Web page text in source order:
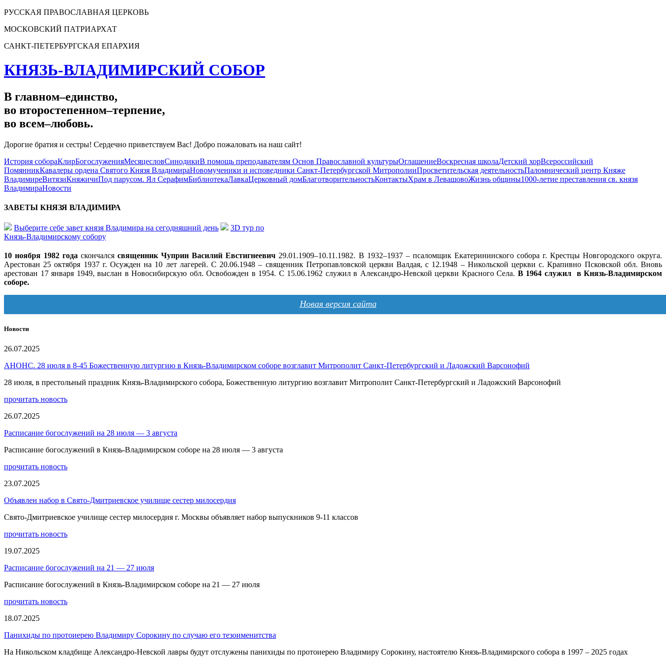
РУССКАЯ ПРАВОСЛАВНАЯ ЦЕРКОВЬ
МОСКОВСКИЙ ПАТРИАРХАТ
САНКТ-ПЕТЕРБУРГСКАЯ ЕПАРХИЯ
КНЯЗЬ-ВЛАДИМИРСКИЙ СОБОР
В главном–единство,
во второстепенном–терпение,
во всем–любовь.
Дорогие братия и сестры! Сердечно приветствуем Вас! Добро пожаловать на наш сайт!
История собораКлирБогослуженияМесяцесловСинодикиВ помощь преподавателям Основ Православной культурыОглашениеВоскресная школаДетский хорВсероссийский
ПомянникКавалеры ордена Святого Князя ВладимираНовомученики и исповедники Санкт-Петербургской МитрополииПросветительская деятельностьПаломнический центр Княже
ВладимиреВитязиКняжичиПод парусом. Ял СерафимБиблиотекаЛавкаЦерковный домБлаготворительностьКонтактыХрам в ЛевашовоЖизнь общины1000-летие преставления св. князя
ВладимираНовости
ЗАВЕТЫ КНЯЗЯ ВЛАДИМИРА
Выберите себе завет князя Владимира на сегодняшний день
3D тур по
Князь-Владимирскому собору
10 ноября 1982 годаскончался священник Чуприн Василий Евстигнеевич 29.01.1909–10.11.1982. В 1932–1937 – псаломщик Екатерининского собора г. Крестцы Новгородского округа.
Арестован 25 октября 1937 г. Осужден на 10 лет лагерей. С 20.06.1948 – священник Петропавловской церкви Валдая, с 12.1948 – Никольской церкви с. Крапивно Псковской обл. Вновь
арестован 17 января 1949, выслан в Новосибирскую обл. Освобожден в 1954. С 15.06.1962 служил в Александро-Невской церкви Красного Села. В 1964 служил в Князь-Владимирском
соборе.
Новая версия сайта
Новости
26.07.2025
АНОНС. 28 июля в 8-45 Божественную литургию в Князь-Владимирском соборе возглавит Митрополит Санкт-Петербургский и Ладожский Варсонофий
28 июля, в престольный праздник Князь-Владимирского собора, Божественную литургию возглавит Митрополит Санкт-Петербургский и Ладожский Варсонофий
прочитать новость
26.07.2025
Расписание богослужений на 28 июля — 3 августа
Расписание богослужений в Князь-Владимирском соборе на 28 июля — 3 августа
прочитать новость
23.07.2025
Объявлен набор в Свято-Дмитриевское училище сестер милосердия
Свято-Дмитриевское училище сестер милосердия г. Москвы объявляет набор выпускников 9-11 классов
прочитать новость
19.07.2025
Расписание богослужений на 21 — 27 июля
Расписание богослужений в Князь-Владимирском соборе на 21 — 27 июля
прочитать новость
18.07.2025
Панихиды по протоиерею Владимиру Сорокину по случаю его тезоименитства
На Никольском кладбище Александро-Невской лавры будут отслужены панихиды по протоиерею Владимиру Сорокину, настоятелю Князь-Владимирского собора в 1997 – 2025 годах